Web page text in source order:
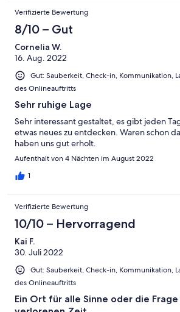
Verifizierte Bewertung
8/10 – Gut
Cornelia W.
16. Aug. 2022
Gut: Sauberkeit, Check-in, Kommunikation,
des Onlineauftritts
Sehr ruhige Lage
Sehr interessant gestaltet, es gibt jeden
etwas neues zu entdecken. Waren schon
haben uns gut erholt.
Aufenthalt von 4 Nächten im August 2022
1
Verifizierte Bewertung
10/10 – Hervorragend
Kai F.
30. Juli 2022
Gut: Sauberkeit, Check-in, Kommunikation,
des Onlineauftritts
Ein Ort für alle Sinne oder die